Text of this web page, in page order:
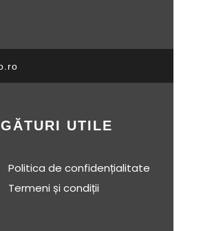
UTILE
Politica de confidențialitate
Termeni și condiții